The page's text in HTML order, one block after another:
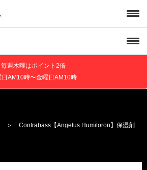
毎週木曜はポイント2倍
日AM10時〜金曜日AM10時
＞ Contrabass【Angelus Humitoron】保湿剤